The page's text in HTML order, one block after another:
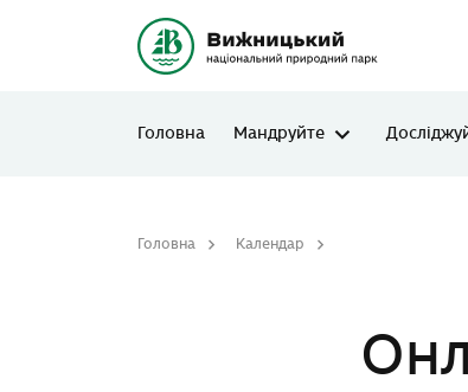
Головна Мандруйте
Головна Календар